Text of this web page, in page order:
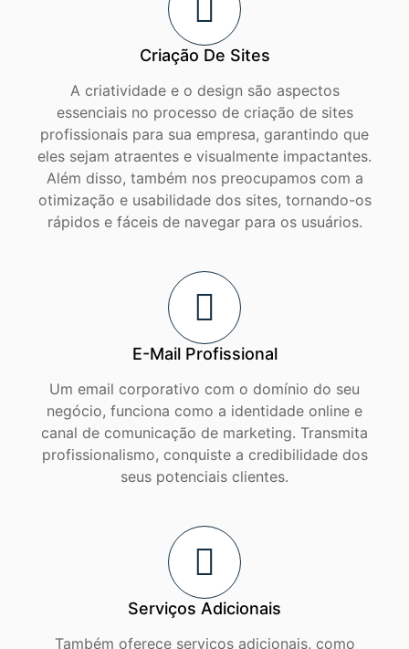
Criação De Sites
A criatividade e o design são aspectos
essenciais no processo de criação de sites
profissionais para sua empresa, garantindo que
eles sejam atraentes e visualmente impactantes.
Além disso, também nos preocupamos com a
otimização e usabilidade dos sites, tornando-os
rápidos e fáceis de navegar para os usuários.
E-Mail Profissional
Um email corporativo com o domínio do seu
negócio, funciona como a identidade online e
canal de comunicação de marketing. Transmita
profissionalismo, conquiste a credibilidade dos
seus potenciais clientes.
Serviços Adicionais
Também oferece serviços adicionais, como